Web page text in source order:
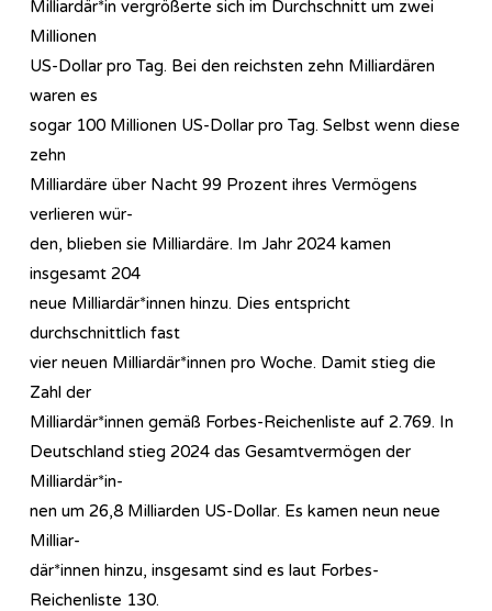
Milliardär*in vergrößerte sich im Durchschnitt um zwei
Millionen
US-Dollar pro Tag. Bei den reichsten zehn Milliardären
waren es
sogar 100 Millionen US-Dollar pro Tag. Selbst wenn diese
zehn
Milliardäre über Nacht 99 Prozent ihres Vermögens
verlieren wür-
den, blieben sie Milliardäre. Im Jahr 2024 kamen
insgesamt 204
neue Milliardär*innen hinzu. Dies entspricht
durchschnittlich fast
vier neuen Milliardär*innen pro Woche. Damit stieg die
Zahl der
Milliardär*innen gemäß Forbes-Reichenliste auf 2.769. In
Deutschland stieg 2024 das Gesamtvermögen der
Milliardär*in-
nen um 26,8 Milliarden US-Dollar. Es kamen neun neue
Milliar-
där*innen hinzu, insgesamt sind es laut Forbes-
Reichenliste 130.